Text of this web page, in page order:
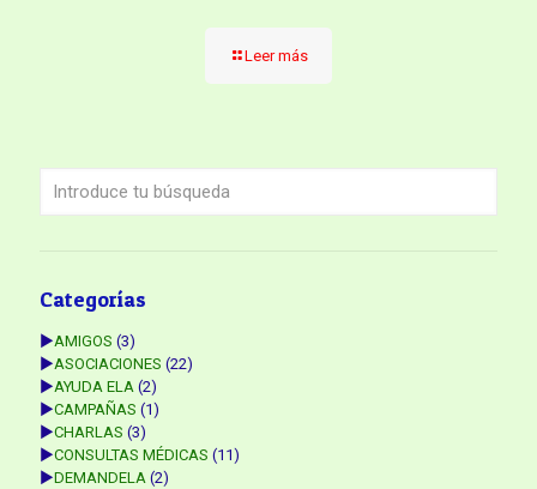
Leer más
Categorías
►AMIGOS (3)
►ASOCIACIONES (22)
►AYUDA ELA (2)
►CAMPAÑAS (1)
►CHARLAS (3)
►CONSULTAS MÉDICAS (11)
►DEMANDELA (2)